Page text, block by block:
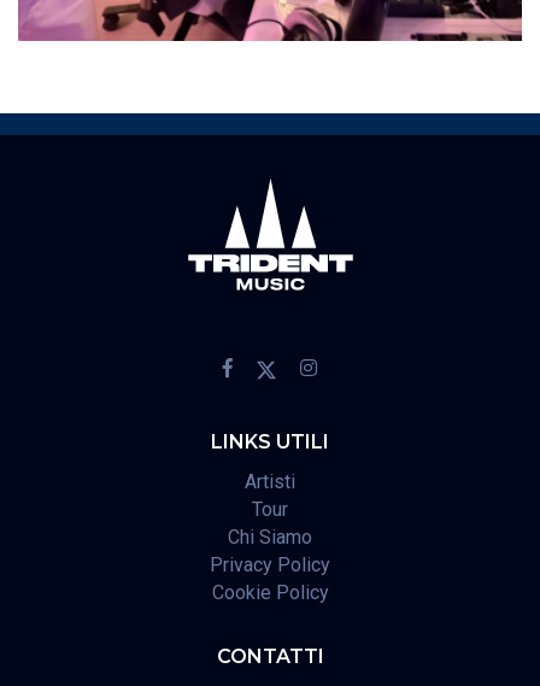
LINKS UTILI
Artisti
Tour
Chi Siamo
Privacy Policy
Cookie Policy
CONTATTI